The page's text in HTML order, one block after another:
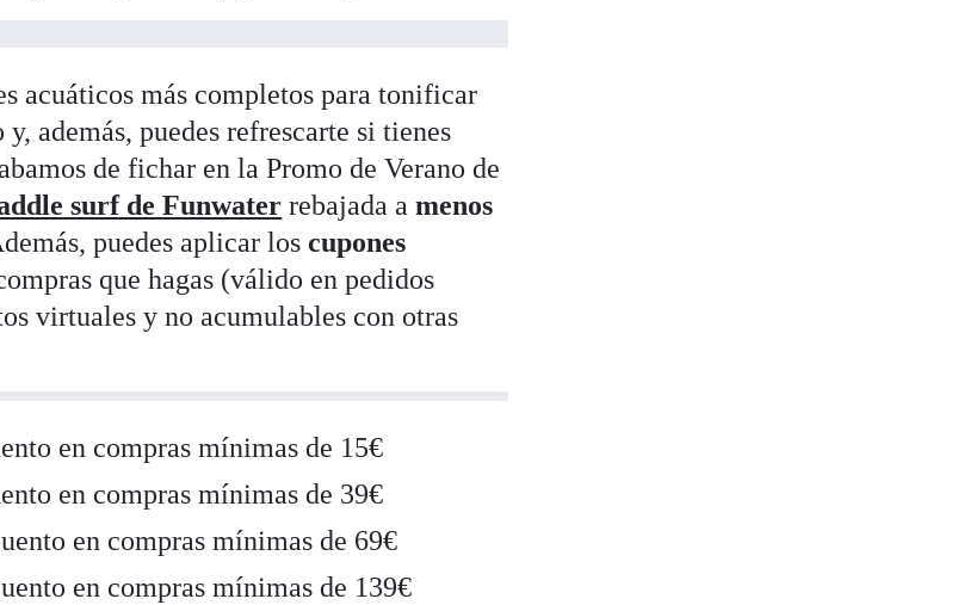
acuáticos más completos para tonificar
además, puedes refrescarte si tienes
de fichar en la Promo de Verano de
surf de Funwater rebajada amenos
puedes aplicar loscupones
que hagas (válido en pedidos
virtuales y no acumulables con otras
en compras mínimas de 15€
en compras mínimas de 39€
en compras mínimas de 69€
en compras mínimas de 139€